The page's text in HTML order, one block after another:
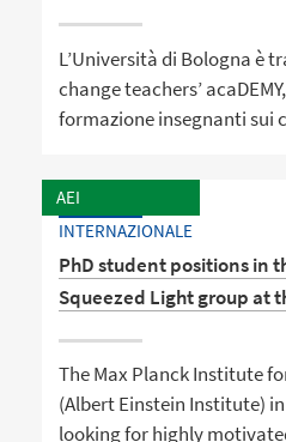
L’Università di Bologna è
change teachers’
formazione insegnanti
AEI
INTERNAZIONALE
PhD student positions in
Squeezed Light group at
The Max Planck Institute
(Albert Einstein Institute)
looking for highly